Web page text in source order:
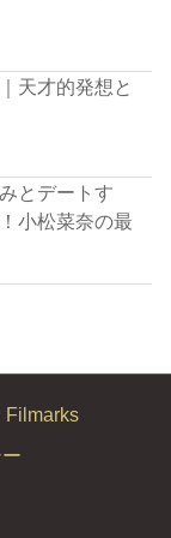
天才的発想と
とデートす
小松菜奈の最
Filmarks